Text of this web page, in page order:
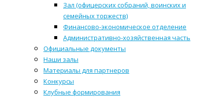
Зал (офицерских собраний, воинских и
семейных торжеств)
Финансово-экономическое отделение
Административно-хозяйственная часть
Официальные документы
Наши залы
Материалы для партнеров
Конкурсы
Клубные формирования